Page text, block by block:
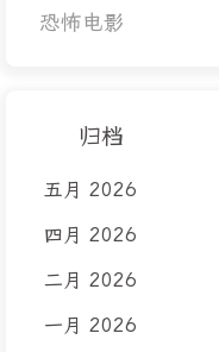
恐怖电影
归档
五月 2026
四月 2026
二月 2026
一月 2026